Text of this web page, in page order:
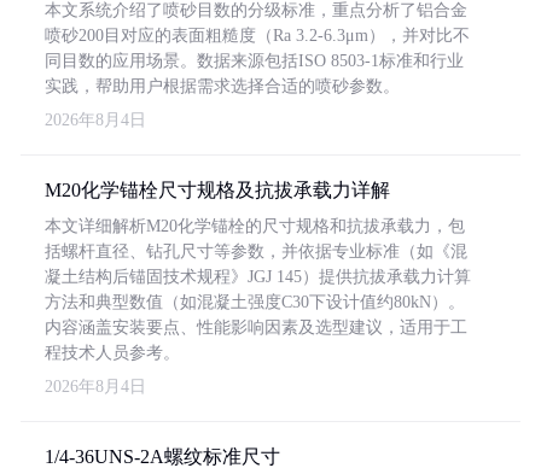
本文系统介绍了喷砂目数的分级标准，重点分析了铝合金
喷砂200目对应的表面粗糙度（Ra 3.2-6.3μm），并对比不
同目数的应用场景。数据来源包括ISO 8503-1标准和行业
实践，帮助用户根据需求选择合适的喷砂参数。
2026年8月4日
M20化学锚栓尺寸规格及抗拔承载力详解
本文详细解析M20化学锚栓的尺寸规格和抗拔承载力，包
括螺杆直径、钻孔尺寸等参数，并依据专业标准（如《混
凝土结构后锚固技术规程》JGJ 145）提供抗拔承载力计算
方法和典型数值（如混凝土强度C30下设计值约80kN）。
内容涵盖安装要点、性能影响因素及选型建议，适用于工
程技术人员参考。
2026年8月4日
1/4-36UNS-2A螺纹标准尺寸